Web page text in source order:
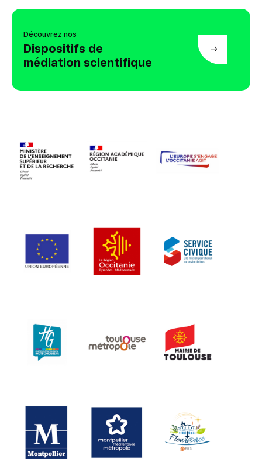
Découvrez nos
Dispositifs de
médiation scientifique